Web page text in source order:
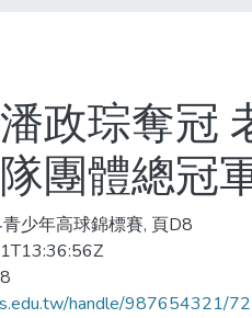
政琮奪冠
團體總冠
少年高球錦標賽, 頁D8
handle/987654321/